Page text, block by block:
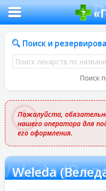
Поиск и
Поиск
лекарств
названию
Поиск
Пожалуйста,
нашего оператора для
его оформления.
Weleda